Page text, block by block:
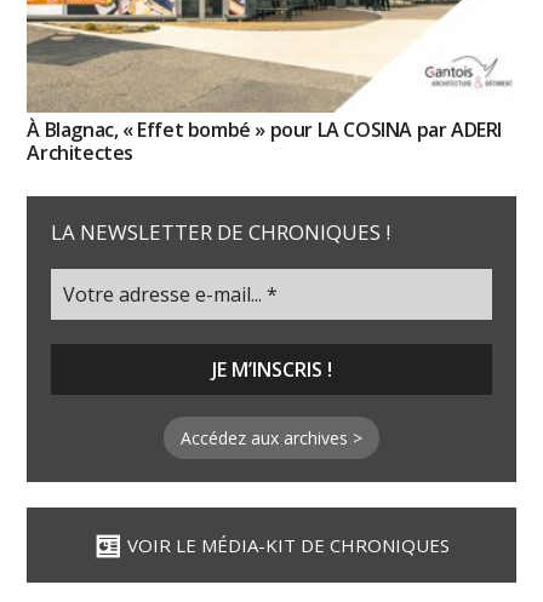
À Blagnac, « Effet bombé » pour LA COSINA par ADERI
Architectes
LA NEWSLETTER DE CHRONIQUES !
Accédez aux archives >
VOIR LE MÉDIA-KIT DE CHRONIQUES